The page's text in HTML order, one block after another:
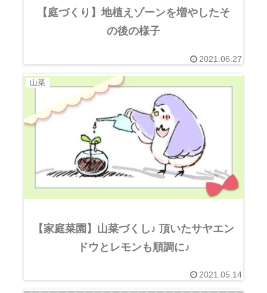
【庭づくり】地植えゾーンを増やしたそ
の後の様子
2021.06.27
山菜
【家庭菜園】山菜づくし♪ 頂いたサヤエン
ドウとレモンも順調に♪
2021.05.14